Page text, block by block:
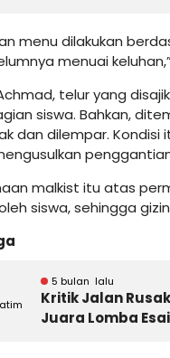
menu dilakukan
menuai
telur yang
siswa. Bahkan,
dan dilempar.
malkist itu atas
siswa, sehingga
5 bulan lalu
Kritik Jalan
Juara Lomba Esai